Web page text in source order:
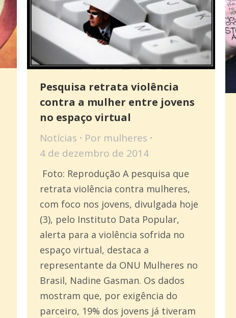
Pesquisa retrata violência
contra a mulher entre jovens
no espaço virtual
Notícias Por mulheres
4 de dezembro de 2014
Foto: Reprodução A pesquisa que
retrata violência contra mulheres,
com foco nos jovens, divulgada hoje
(3), pelo Instituto Data Popular,
alerta para a violência sofrida no
espaço virtual, destaca a
representante da ONU Mulheres no
Brasil, Nadine Gasman. Os dados
mostram que, por exigência do
parceiro, 19% dos jovens já tiveram